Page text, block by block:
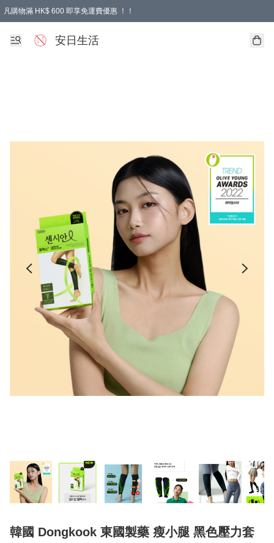
凡購物滿 HK$ 600 即享免運費優惠 ！！
安日生活
韓國 Dongkook 東國製藥 瘦小腿 黑色壓力套